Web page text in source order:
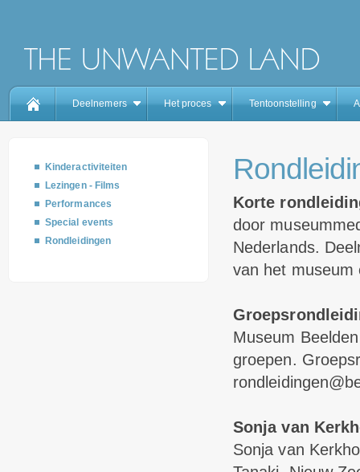
Deelnemers Het proces Tentoonstelling
Kinderactiviteiten
Lezingen - Films
Performances
Special events
Rondleidingen
Korte
door
Nederlands.
van het museum
Museum
groepen.
Sonja van
Sonja van